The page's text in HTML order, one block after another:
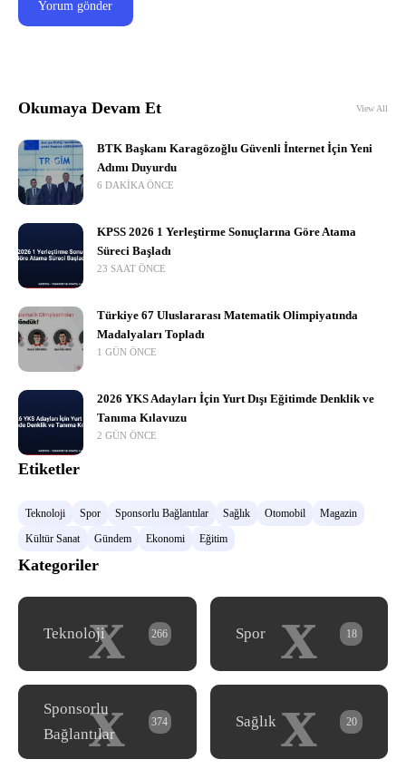
Okumaya Devam Et View All
BTK Başkanı Karagözoğlu Güvenli İnternet İçin Yeni
Adımı Duyurdu
6 DAKIKA ÖNCE
KPSS 2026 1 Yerleştirme Sonuçlarına Göre Atama
Süreci Başladı
23 SAAT ÖNCE
Türkiye 67 Uluslararası Matematik Olimpiyatında
Madalyaları Topladı
1 GÜN ÖNCE
2026 YKS Adayları İçin Yurt Dışı Eğitimde Denklik ve
Tanıma Kılavuzu
2 GÜN ÖNCE
Etiketler
Teknoloji Spor Sponsorlu Bağlantılar Sağlık Otomobil
Magazin
Kültür Sanat
Gündem Ekonomi Eğitim
Kategoriler
x
Teknoloji 266 x
Spor 18
x
Sponsorlu
Bağlantılar
374 x
Sağlık 20